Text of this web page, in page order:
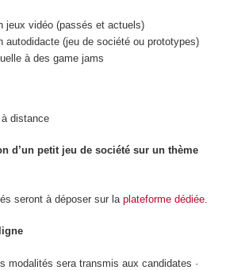
jeux vidéo (passés et actuels)
autodidacte (jeu de société ou prototypes)
à des game jams
distance
d’un petit jeu de société sur un thème
seront à déposer sur la plateforme dédiée.
modalités sera transmis aux candidates ·